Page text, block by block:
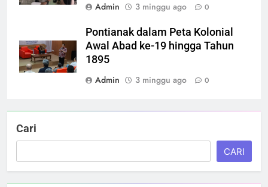
Admin
3 minggu ago 0
Pontianak dalam Peta Kolonial
Awal Abad ke-19 hingga Tahun
1895
Admin
3 minggu ago 0
Cari
CARI